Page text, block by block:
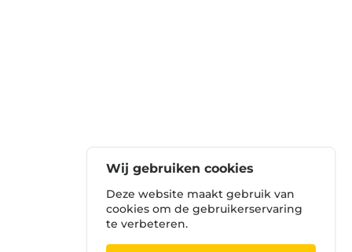
Wij gebruiken cookies
Deze website maakt gebruik van
cookies om de gebruikerservaring
te verbeteren.